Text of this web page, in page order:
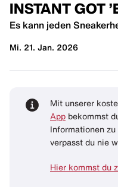
INSTANT GOT
Es kann jeden
Mi. 21. Jan. 2026
Mit unserer
App bekommst
Informationen zu
verpasst du nie
Hier kommst du